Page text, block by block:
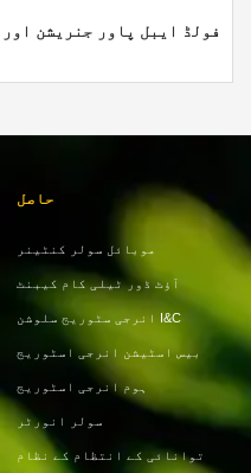
فولڈ ایبل پاور
حاصل
موبائل سولر کنٹینر
آؤٹ ڈور ٹیلی کام کیبنٹ
I&C انرجی سٹوریج سلوشن
بیس اسٹیشن انرجی اسٹوریج
ہوم انرجی اسٹوریج
سولر انورٹر
توانائی کے انتظام کے نظام